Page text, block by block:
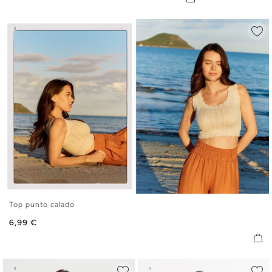
Top punto calado
Precio
6,99 €